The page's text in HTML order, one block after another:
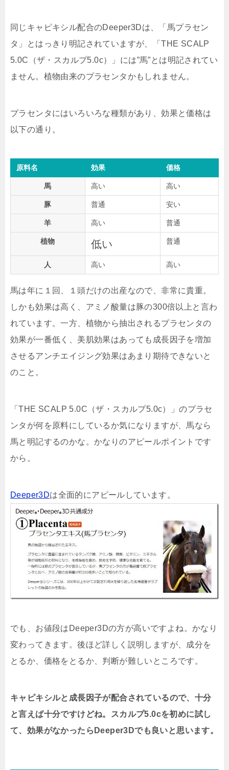
同じキャピキシル配合のDeeper3Dは、「馬プラセン
タ」とはっきり明記されていますが、「THE SCALP
5.0C（ザ・スカルプ5.0c）」には”馬”とは明記されてい
ません。植物由来のプラセンタかもしれません。
プラセンタにはいろいろな種類があり、効果と価格は
以下の通り。
原料名 効果 価格
馬 高い 高い
豚 普通 安い
羊 高い 普通
植物 低い 普通
人 高い 高い
馬は年に１回、１頭だけの出産なので、非常に貴重。
しかも効果は高く、 アミノ酸量は豚の300倍以上 と言わ
れています。一方、植物から抽出されるプラセンタの
効果が一番低く、美肌効果はあっても成長因子を増加
させるアンチエイジング効果はあまり期待できないと
のこと。
「THE SCALP 5.0C（ザ・スカルプ5.0c）」のプラセ
ンタが何を原料にしているか気になりますが、馬なら
馬と明記するのかな。かなりのアピールポイントです
から。
Deeper3Dは全面的にアピールしています。
でも、お値段はDeeper3Dの方が高いですよね。かなり
変わってきます。後ほど詳しく説明しますが、成分を
とるか、価格をとるか、判断が難しいところです。
キャピキシルと成長因子が配合されているので、十分
と言えば十分ですけどね。スカルプ5.0cを初めに試し
て、効果がなかったらDeeper3Dでも良いと思います。